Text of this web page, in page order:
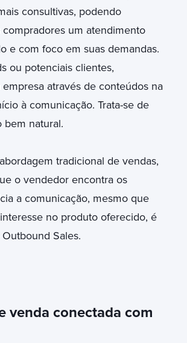
consultivas, podendo
um atendimento
e com foco em suas demandas.
ou potenciais clientes,
através de conteúdos na
à comunicação. Trata-se de
bem natural.
tradicional de vendas,
o vendedor encontra os
a comunicação, mesmo que
no produto oferecido, é
Sales.
venda conectada com